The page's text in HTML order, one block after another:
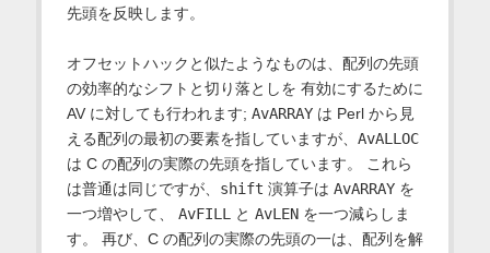
先頭を反映します。
オフセットハックと似たようなものは、配列の先頭
の効率的なシフトと切り落としを 有効にするために
AV に対しても行われます; AvARRAYは Perl から見
える配列の最初の要素を指していますが、 AvALLOC
は C の配列の実際の先頭を指しています。 これら
は普通は同じですが、 shift 演算子は AvARRAYを
一つ増やして、 AvFILL と AvLENを一つ減らしま
す。 再び、C の配列の実際の先頭の一は、配列を解